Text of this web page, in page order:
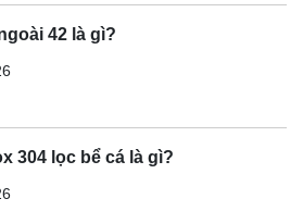
42 là gì?
304 lọc bể cá là gì?